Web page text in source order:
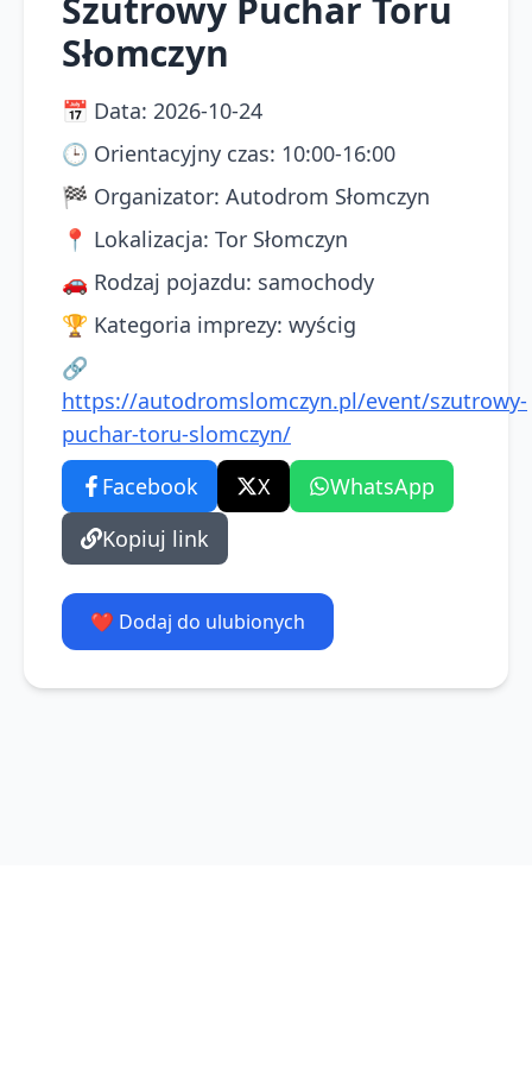
Słomczyn
📅 Data: 2026-10-24
🕒 Orientacyjny czas: 10:00-16:00
🏁 Organizator: Autodrom Słomczyn
📍 Lokalizacja: Tor Słomczyn
🚗 Rodzaj pojazdu: samochody
🏆 Kategoria imprezy: wyścig
🔗
https://autodromslomczyn.pl/event/szutrowy-
puchar-toru-slomczyn/
Facebook
X
WhatsApp
Kopiuj link
❤️ Dodaj do ulubionych